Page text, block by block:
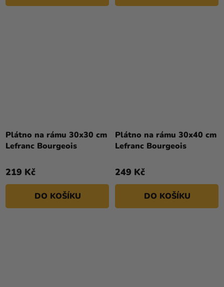
Plátno na rámu 30x30 cm
Lefranc Bourgeois
219 Kč
DO KOŠÍKU
Plátno na rámu 30x40 cm
Lefranc Bourgeois
249 Kč
DO KOŠÍKU